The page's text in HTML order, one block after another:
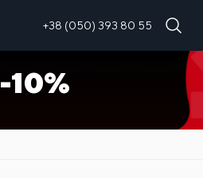
+38 (050) 393 80 55
RU
-10%